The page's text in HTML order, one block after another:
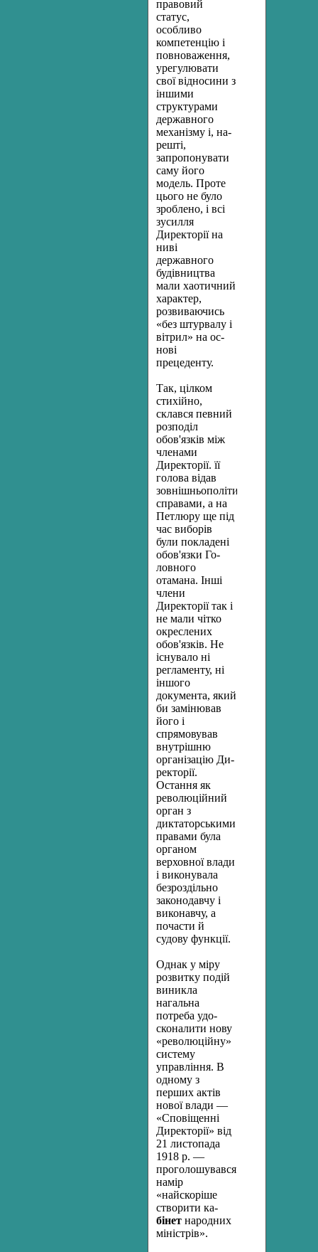
пра­вовий
статус,
особливо
компетенцію і
повноваження,
урегулювати
свої відносини з
іншими
структурами
державного
механізму і, на­
решті,
запропонувати
саму його
модель. Проте
цього не було
зроб­лено, і всі
зусилля
Директорії на
ниві
державного
будівництва
мали хаотичний
характер,
розвиваючись
«без штурвалу і
вітрил» на ос­
нові
прецеденту.
Так, цілком
стихійно,
склався певний
розподіл
обов'язків між
членами
Директорії. її
голова відав
зовнішньополітичними
справа­ми, а на
Петлюру ще під
час виборів
були покладені
обов'язки Го­
ловного
отамана. Інші
члени
Директорії так і
не мали чітко
окрес­лених
обов'язків. Не
існувало ні
регламенту, ні
іншого
документа, який
би замінював
його і
спрямовував
внутрішню
організацію Ди­
ректорії.
Остання як
революційний
орган з
диктаторськими
права­ми була
органом
верховної влади
і виконувала
безроздільно
зако­нодавчу і
виконавчу, а
почасти й
судову функції.
Однак у міру
розвитку подій
виникла
нагальна
потреба удо­
сконалити нову
«революційну»
систему
управління. В
одному з
перших актів
нової влади —
«Сповіщенні
Директорії» від
21 листо­пада
1918 р. —
проголошувався
намір
«найскоріше
створити ка-
бінет народних
міністрів».